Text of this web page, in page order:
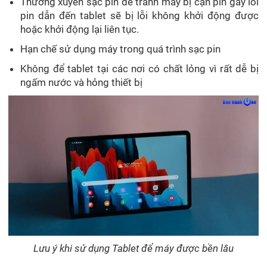
pin dẫn đến tablet sẽ bị lỗi không khởi động được
hoặc khởi động lại liên tục.
Hạn chế sử dụng máy trong quá trình sạc pin
Không để tablet tại các nơi có chất lỏng vì rất dễ bị
ngấm nước và hỏng thiết bị
Lưu ý khi sử dụng Tablet để máy được bền lâu